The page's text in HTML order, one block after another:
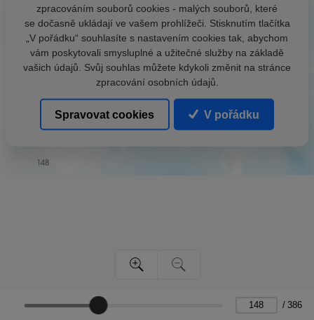
/ 386
zpracováním souborů cookies - malých souborů, které
se dočasně ukládají ve vašem prohlížeči. Stisknutím tlačítka
„V pořádku“ souhlasíte s nastavením cookies tak, abychom
vám poskytovali smysluplné a užitečné služby na základě
vašich údajů. Svůj souhlas můžete kdykoli změnit na stránce
zpracování osobních údajů.
Spravovat cookies V pořádku